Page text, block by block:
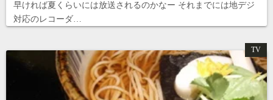
早ければ夏くらいには放送されるのかなー それまでには地デジ
対応のレコーダ…
TV